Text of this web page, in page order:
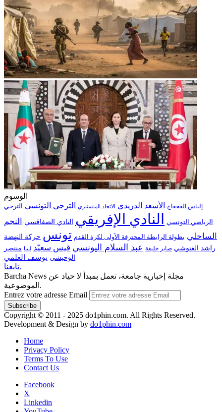
الوسوم
إلياس الفخفاخ الأسعد الدريدي الاتحاد المنستيري الترجي التونسي الترجي
الرياضي التونسي النادي الإفريقي النادي الصفاقسي
النجم
الساحلي بطولة الرابطة المحترفة الأولى لكرة القدم تونس حركة النهضة
راشد الغنوشي صابر خليفة عبد السلام اليونسي قيس سعيّد ليبيا
منتصر
الوحيشي يوسف العلمي
تابعنا.
Barcha News مجلة إخبارية جامعة، تعمل بمبدأ لا حياد عن
الموضوعية.
Entrez votre adresse Email
Copyright © 2011 - 2025 do1phin.com. All Rights Reserved.
Development & Design by do1phin.com
Home
Privacy Policy
Terms To Use
Contact Us
Facebook
X
Linkedin